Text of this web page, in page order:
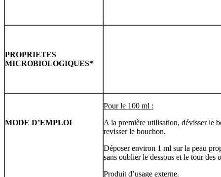
PROPRIETES
MICROBIOLOGIQUES*
MODE D’EMPLOI
Pour le 100 ml :
A la première utilisation, dévisser le
revisser le bouchon.
Déposer environ 1 ml sur la peau
sans oublier le dessous et le tour des
Produit d’usage externe.